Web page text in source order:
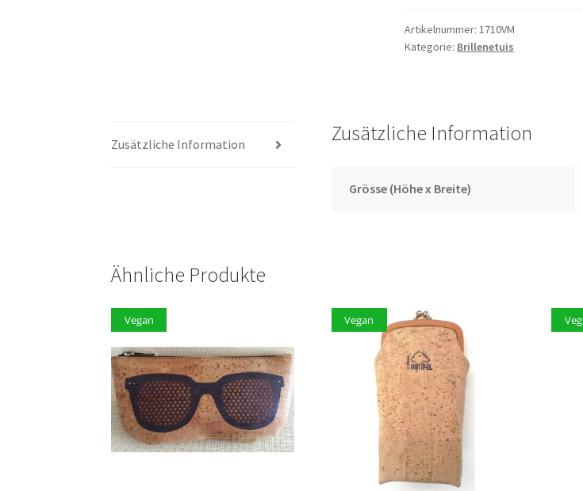
Artikelnummer:1710VM
Kategorie: Brillenetuis
Zusätzliche Information Zusätzliche Information
Grösse (Höhe x Breite)
Ähnliche Produkte
Vegan Vegan